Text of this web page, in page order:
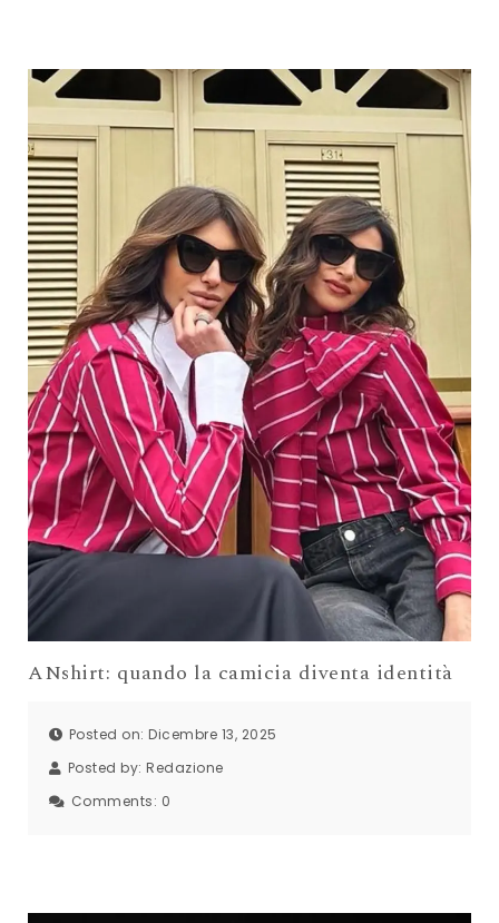
ANshirt: quando la camicia diventa identità
Posted on: Dicembre 13, 2025
Posted by: Redazione
Comments: 0